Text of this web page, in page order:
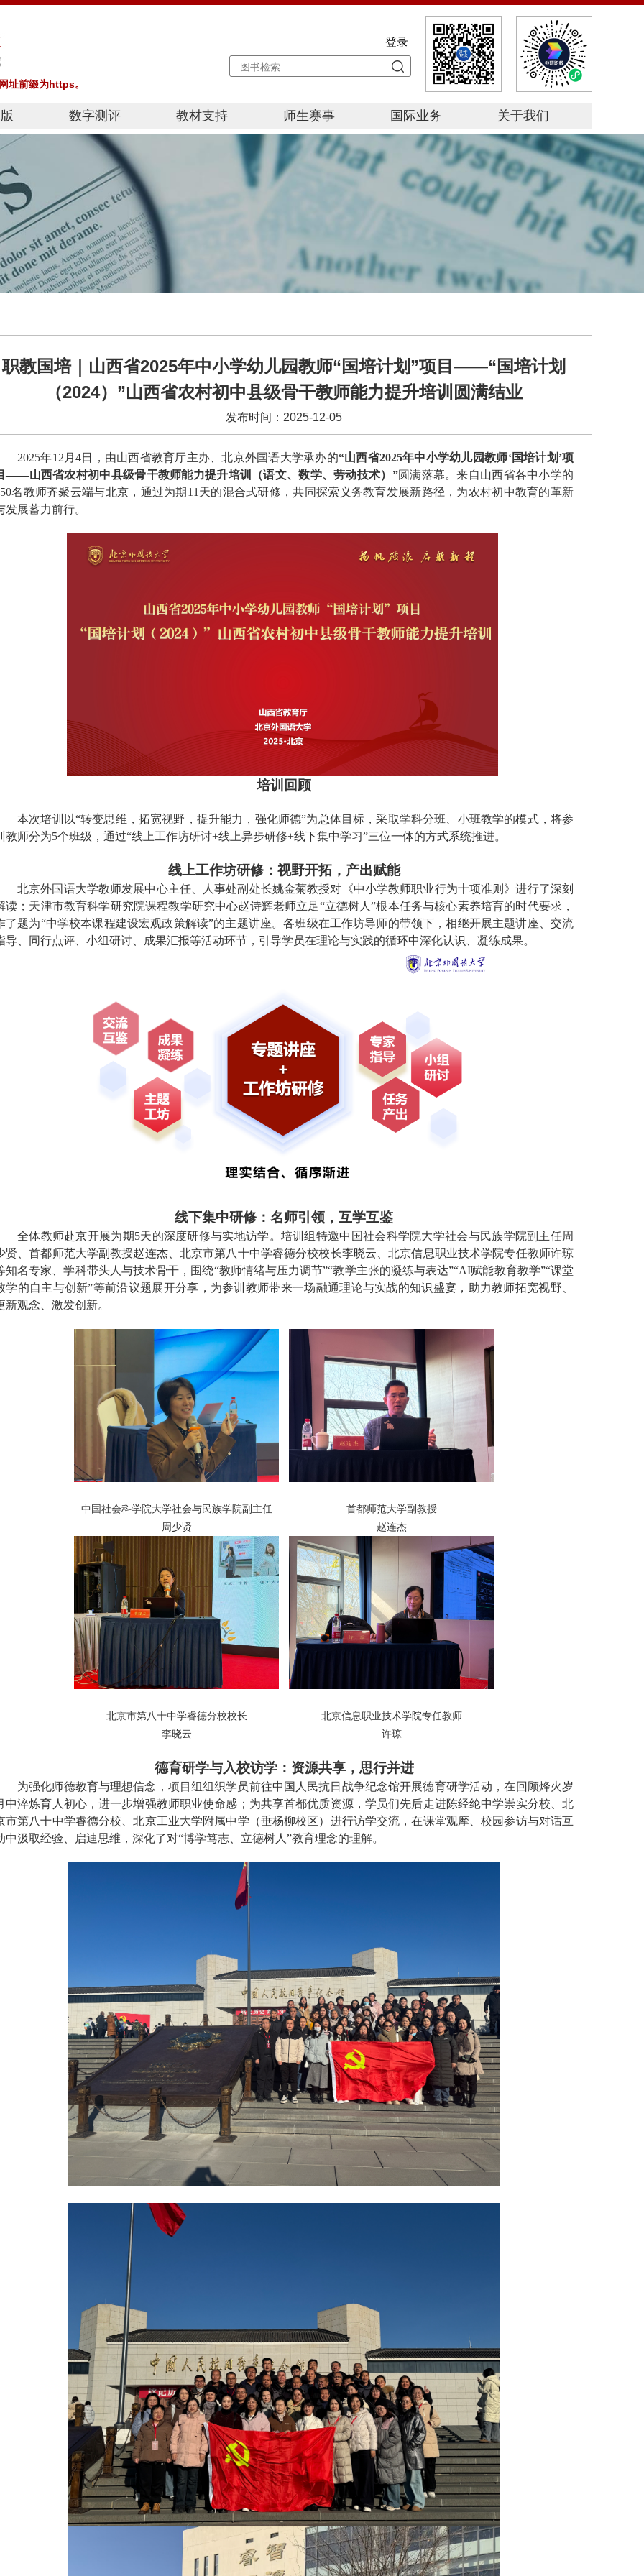
址前缀为https。
登录
数字测评 教材支持
师生赛事
教学之星
演讲大赛
国际业务 关于我们
职教国培｜山西省2025年中小学幼儿园教师“国培计划”项目——“国培计划
（2024）”山西省农村初中县级骨干教师能力提升培训圆满结业
发布时间：2025-12-05
2025年12 月4日 ，由山西省教育厅主办、北京外国语大学承办的“山西省2025年中小学幼儿园教师‘国培计划’项
——山西省农村初中县级骨干教师能力提升培训（语文、数学、劳动技术） ”圆满落幕。来自山西省各中小学的
名教师齐聚云端与北京 ， 通过为期 11 天的混合式研修 ，共同探索 义务教育发展新路径 ，为农村初中教育的革新
发展蓄力前行。
培训回顾
本次培训以“转变思维，拓宽视野，提升能力，强化师德”为总体目标，采取学科分班、小班教学的模式，将参
教师分为5个班级 ， 通过“线上工作坊研讨+线上异步研修+线下集中学习”三位一体的方式系统推进。
线上工作坊研修： 视野开拓，产出赋能
北京外国语大学教师发展中心主任、人事处副处长姚金菊教授对《中小学教师职业行为十项准则》进行了深刻
读 ；天津市教育科学研究院课程教学研究中心赵诗辉老师立足“立德树人”根本任务与核心素养培育的时代要求，
了题为“中学校本课程建设宏观政策解读”的主题讲座。各班级在工作坊导师的带领下 ，相继开展主题讲座、交流
导、同行点评、小组研讨、成果汇报等活动环节， 引导学员在理论与实践的循环中深化认识、凝练成果。
线下集中研修：名师引领，互学互鉴
全体教师赴京开展为期5天的深度研修与实地访学 。培训组特邀中国社会科学院大学社会与民族学院副主任周
贤、首都师范大学副教授赵连杰、北京市第八十中学睿德分校校长李晓云、北京信息职业技术学院专任教师许琼
知名专家、学科带头人与技术骨干，围绕“教师情绪与压力调节”“教学主张的凝练与表达”“AI赋能教育教学”“课堂
学的自主与创新”等前沿议题展开分享，为参训教师带来一场融通理论与实战的知识盛宴，助力教师拓宽视野、
新观念、激发创新。
中国社会科学院大学社会与民族学院副主任
周少贤
首都师范大学副教授
赵连杰
北京市第八十中学睿德分校校长
李晓云
北京信息职业技术学院专任教师
许琼
德育研学与入校访学：资源共享，思行并进
为强化师德教育与理想信念 ，项目组组织学员前往中国人民抗日战争纪念馆开展德育研学活动，在回顾烽火岁
中淬炼育人初心，进一步增强教师职业使命感；为共享首都优质资源，学员们先后走进陈经纶中学崇实分校、北
市第八十中学睿德分校、北京工业大学附属中学（垂杨柳校区）进行访学交流，在课堂观摩、校园参访与对话互
中汲取经验、启迪思维，深化了对“博学笃志、立德树人”教育理念的理解。